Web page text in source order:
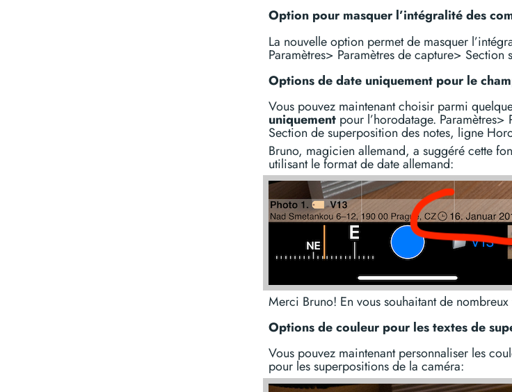
Option pour masquer l’intégralité des
La nouvelle option permet de masquer
Paramètres> Paramètres de capture> Section
Options de date uniquement pour le
Vous pouvez maintenant choisir parmi
uniquement pour l’horodatage. Paramètres>
Section de superposition des notes, ligne
Bruno, magicien allemand, a suggéré cette
utilisant le format de date allemand:
Merci Bruno! En vous souhaitant de
Options de couleur pour les textes de
Vous pouvez maintenant personnaliser les
pour les superpositions de la caméra: